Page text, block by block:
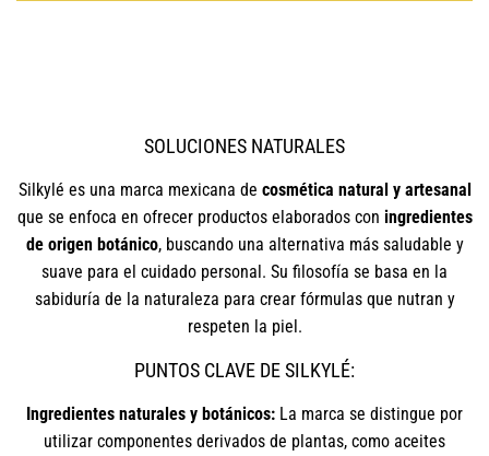
SOLUCIONES NATURALES
Silkylé es una marca mexicana de cosmética natural y artesanal
que se enfoca en ofrecer productos elaborados con ingredientes
de origen botánico, buscando una alternativa más saludable y
suave para el cuidado personal. Su filosofía se basa en la
sabiduría de la naturaleza para crear fórmulas que nutran y
respeten la piel.
PUNTOS CLAVE DE SILKYLÉ:
Ingredientes naturales y botánicos: La marca se distingue por
utilizar componentes derivados de plantas, como aceites